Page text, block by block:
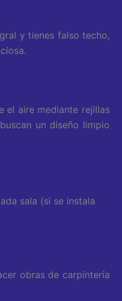
y tienes falso techo,
el aire mediante rejillas
un diseño limpio
sala (si se instala
obras de carpintería